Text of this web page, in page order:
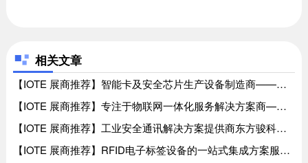
相关文章
【IOTE 展商推荐】智能卡及安全芯片生产设备制造商——沈阳派尔泰科将精彩亮相IOTE国际物联网展、【IOTE 展商推荐】智能卡及安全芯片生产设备制造商——沈阳派尔泰科将精彩亮相IOTE国际物联网展
【IOTE 展商推荐】专注于物联网一体化服务解决方案商——Shelly Group将亮相IOTE国际物联网展、【IOTE 展商推荐】专注于物联网一体化服务解决方案商——Shelly Group将亮相IOTE国际物联网展
【IOTE 展商推荐】工业安全通讯解决方案提供商东方骏科（J&R）将亮相IOTE国际物联网展、【IOTE 展商推荐】工业安全通讯解决方案提供商东方骏科（J&R）将亮相IOTE国际物联网展
【IOTE 展商推荐】RFID电子标签设备的一站式集成方案服务商——纽豹智能将亮相IOTE国际物联网展、【IOTE 展商推荐】RFID电子标签设备的一站式集成方案服务商——纽豹智能将亮相IOTE国际物联网展